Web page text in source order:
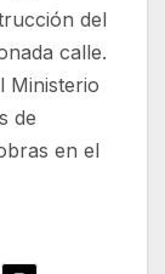
del
calle.
Ministerio
de
en el